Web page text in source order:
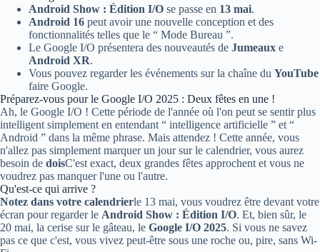
Android Show : Édition I/O se passe en 13 mai.
Android 16 peut avoir une nouvelle conception et des
fonctionnalités telles que le “ Mode Bureau ”.
Le Google I/O présentera des nouveautés de Jumeaux e
Android XR.
Vous pouvez regarder les événements sur la chaîne du YouTube
faire Google.
Préparez-vous pour le Google I/O 2025 : Deux fêtes en une !
Ah, le Google I/O ! Cette période de l'année où l'on peut se sentir plus
intelligent simplement en entendant “ intelligence artificielle ” et “
Android ” dans la même phrase. Mais attendez ! Cette année, vous
n'allez pas simplement marquer un jour sur le calendrier, vous aurez
besoin de doisC'est exact, deux grandes fêtes approchent et vous ne
voudrez pas manquer l'une ou l'autre.
Qu'est-ce qui arrive ?
Notez dans votre calendrierle 13 mai, vous voudrez être devant votre
écran pour regarder le Android Show : Édition I/O. Et, bien sûr, le
20 mai, la cerise sur le gâteau, le Google I/O 2025. Si vous ne savez
pas ce que c'est, vous vivez peut-être sous une roche ou, pire, sans Wi-